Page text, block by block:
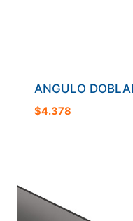
ANGULO
$4.378